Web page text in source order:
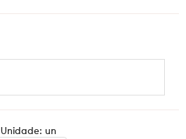
Unidade: un